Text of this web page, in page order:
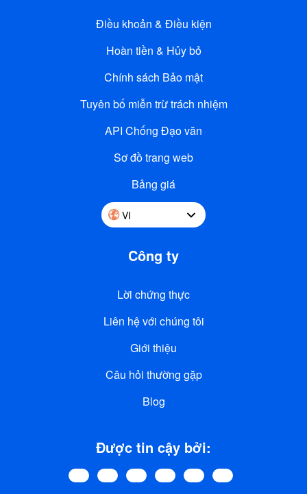
Điều khoản & Điều kiện
Hoàn tiền & Hủy bỏ
Chính sách Bảo mật
Tuyên bố miễn trừ trách nhiệm
API Chống Đạo văn
Sơ đồ trang web
Bảng giá
VI
Công ty
Lời chứng thực
Liên hệ với chúng tôi
Giới thiệu
Câu hỏi thường gặp
Blog
Được tin cậy bởi: